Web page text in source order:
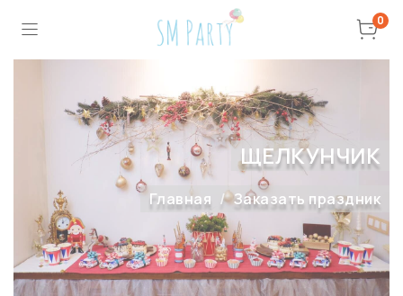
0
ЩЕЛКУНЧИК
Главная Заказать праздник